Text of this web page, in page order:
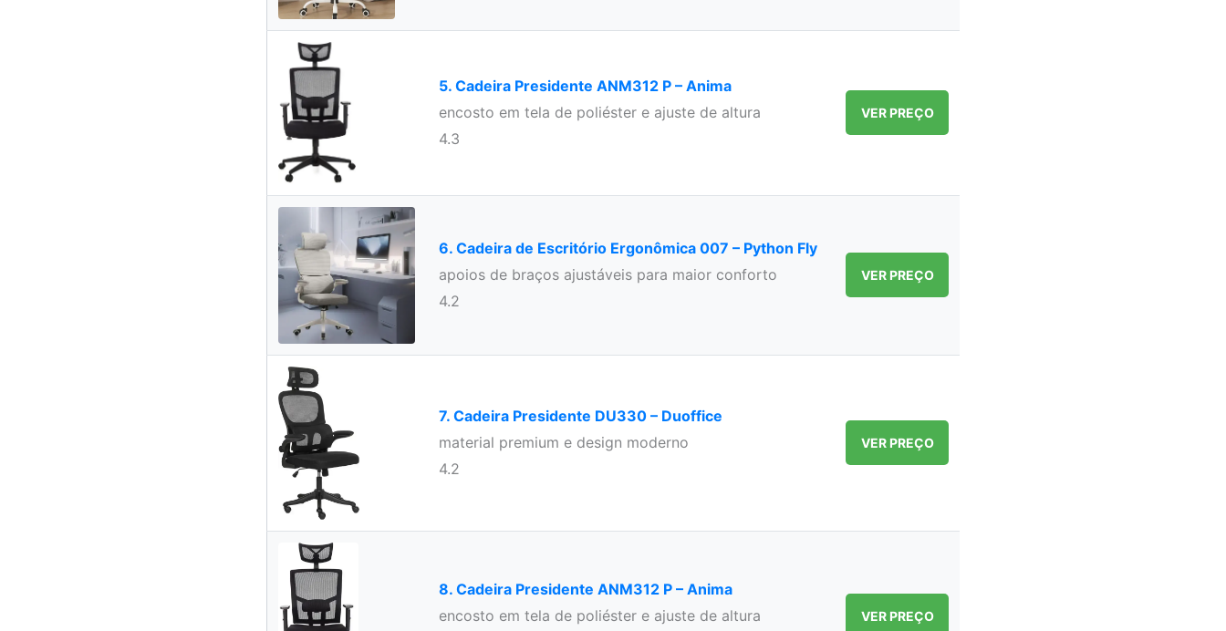
5. Cadeira Presidente ANM312 P – Anima
encosto em tela de poliéster e ajuste de altura
4.3
VER PREÇO
6. Cadeira de Escritório Ergonômica 007 – Python Fly
apoios de braços ajustáveis para maior conforto
4.2
VER PREÇO
7. Cadeira Presidente DU330 – Duoffice
material premium e design moderno
4.2
VER PREÇO
8. Cadeira Presidente ANM312 P – Anima
encosto em tela de poliéster e ajuste de altura
VER PREÇO